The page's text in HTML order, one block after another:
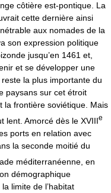
côtière est-pontique. La
cette dernière ainsi
aux nomades de la
son expression politique
jusqu’en 1461 et,
et se développer une
la plus importante du
paysans sur cet étroit
la frontière soviétique. Mais
lent. Amorcé dès le XVIIIe
ports en relation avec
la seconde moitié du
méditerranéenne, en
démographique
limite de l’habitat